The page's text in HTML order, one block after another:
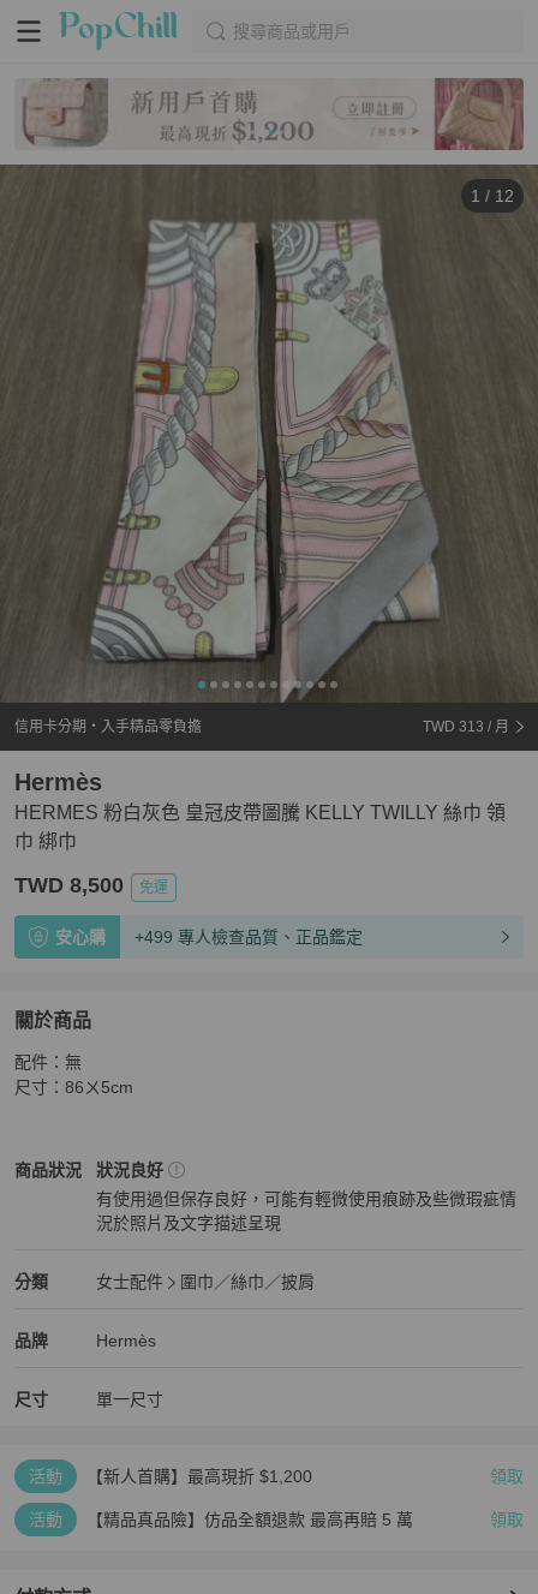
搜尋商品或用戶
1 / 12
信用卡分期・入手精品零負擔 TWD 313 / 月
HERMES 粉白灰色 皇冠皮帶圖騰 KELLY TWILLY 絲巾 領
巾 綁巾
Hermès
TWD 8,500 免運
安心購 +499 專人檢查品質、正品鑑定
關於商品
關於 HERMES 粉白灰色 皇冠皮帶圖騰 KELLY TWILLY 絲巾
配件：無
尺寸：86ㄨ5cm
商品狀況
Hermès女士配件商品狀態與細節
狀況良好
有使用過但保存良好，可能有輕微使用痕跡及些微瑕疵情
況於照片及文字描述呈現
分類
Hermès 女士配件分類資訊
女士配件
圍巾／絲巾／披肩
品牌
Hermès 精品女士配件
Hermès
Hermès 推薦清單
尺寸 單一尺寸
活動 【新人首購】最高現折 $1,200 領取
活動 【精品真品險】仿品全額退款 最高再賠 5 萬 領取